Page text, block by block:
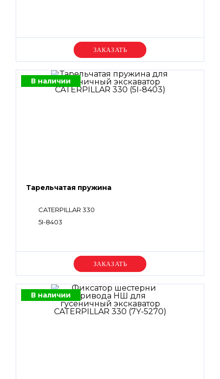
Уточняйте цену
В наличии
Тарельчатая пружина
CATERPILLAR 330
5I-8403
Уточняйте цену
В наличии